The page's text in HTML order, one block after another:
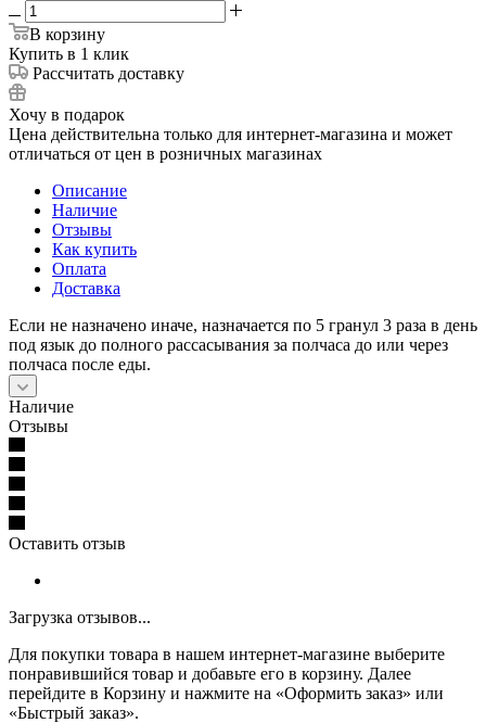
В корзину
Купить в 1 клик
Рассчитать доставку
Хочу в подарок
Цена действительна только для интернет-магазина и может
отличаться от цен в розничных магазинах
Описание
Наличие
Отзывы
Как купить
Оплата
Доставка
Если не назначено иначе, назначается по 5 гранул 3 раза в день
под язык до полного рассасывания за полчаса до или через
полчаса после еды.
Наличие
Отзывы
Оставить отзыв
Загрузка отзывов...
Для покупки товара в нашем интернет-магазине выберите
понравившийся товар и добавьте его в корзину. Далее
перейдите в Корзину и нажмите на «Оформить заказ» или
«Быстрый заказ».